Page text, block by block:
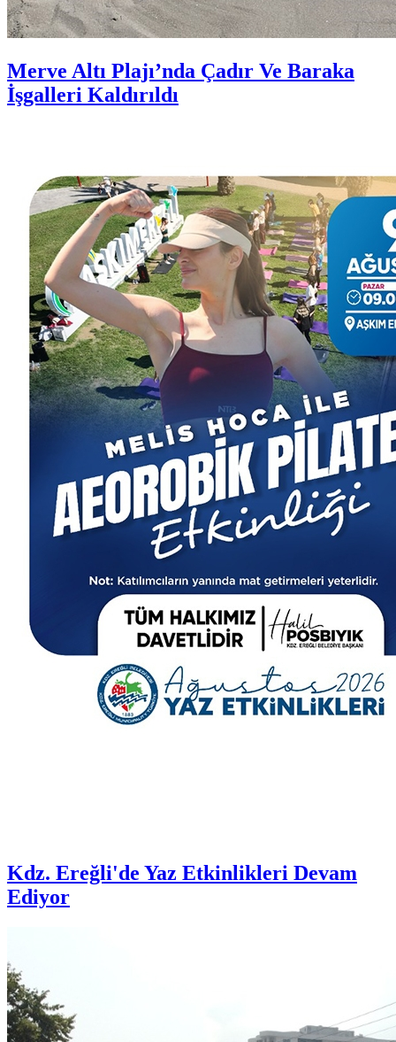
Merve Altı Plajı’nda Çadır Ve Baraka
İşgalleri Kaldırıldı
Kdz. Ereğli'de Yaz Etkinlikleri Devam
Ediyor